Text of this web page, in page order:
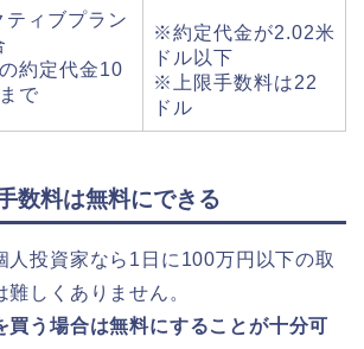
ィブプラン
約定代金10
で
※約定代金が2.02米
ドル以下
※上限手数料は22
ドル
数料は無料にできる
人投資家なら1日に100万円以下の取
しくありません。
買う場合は無料にすることが十分可